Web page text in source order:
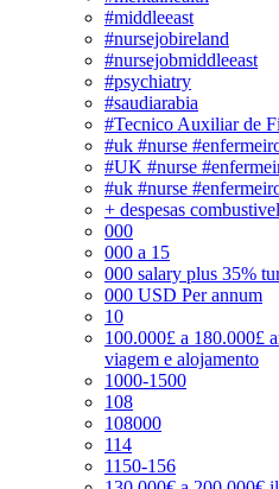
#middleeast
#nursejobireland
#nursejobmiddleeast
#psychiatry
#saudiarabia
#Tecnico Auxiliar de
#uk #nurse
#UK #nurse
#uk #nurse
+ despesas combustivel
000
000 a 15
000 salary plus 35%
000 USD Per annum
10
100.000£ a 180.000£
viagem e alojamento
1000-1500
108
108000
114
1150-156